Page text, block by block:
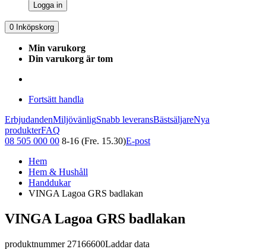
Logga in
0 Inköpskorg
Min varukorg
Din varukorg är tom
Fortsätt handla
ErbjudandenMiljövänligSnabb leveransBästsäljareNya
produkterFAQ
08 505 000 00 8-16 (Fre. 15.30)E-post
Hem
Hem & Hushåll
Handdukar
VINGA Lagoa GRS badlakan
VINGA Lagoa GRS badlakan
produktnummer 27166600Laddar data